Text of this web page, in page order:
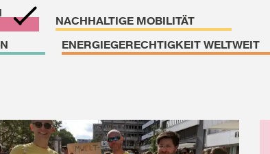
NACHHALTIGE MOBILITÄT
ENERGIEGERECHTIGKEIT WELTWEIT